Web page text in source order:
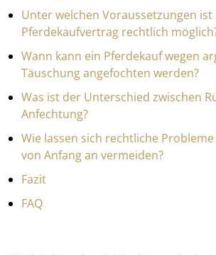
Unter welchen Voraussetzungen
Pferdekaufvertrag rechtlich
Wann kann ein Pferdekauf wegen
Täuschung angefochten werden?
Was ist der Unterschied zwischen
Anfechtung?
Wie lassen sich rechtliche
von Anfang an vermeiden?
Fazit
FAQ